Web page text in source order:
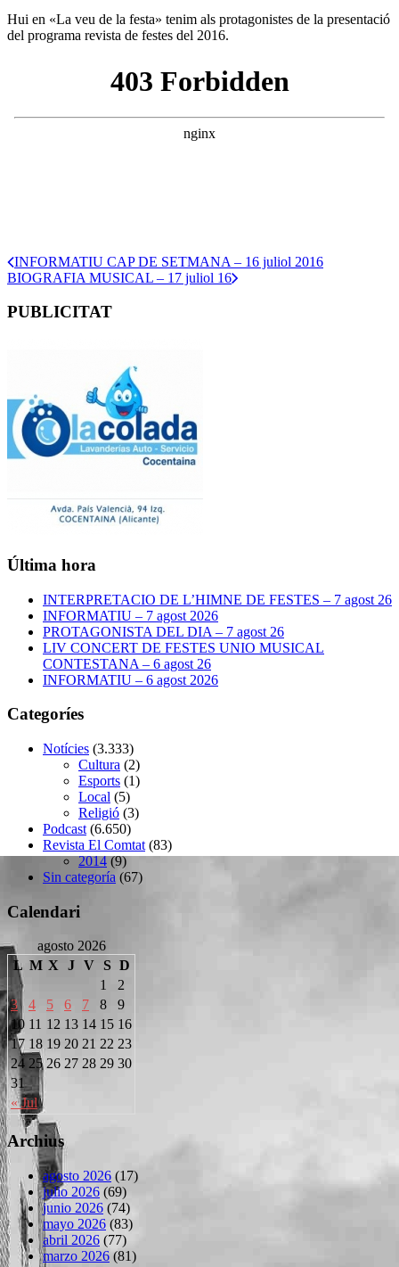
Hui en «La veu de la festa» tenim als protagonistes de la presentació
del programa revista de festes del 2016.
INFORMATIU CAP DE SETMANA – 16 juliol 2016
BIOGRAFIA MUSICAL – 17 juliol 16
PUBLICITAT
Última hora
INTERPRETACIO DE L’HIMNE DE FESTES – 7 agost 26
INFORMATIU – 7 agost 2026
PROTAGONISTA DEL DIA – 7 agost 26
LIV CONCERT DE FESTES UNIO MUSICAL
CONTESTANA – 6 agost 26
INFORMATIU – 6 agost 2026
Categoríes
Notícies (3.333)
Cultura (2)
Esports (1)
Local (5)
Religió (3)
Podcast (6.650)
Revista El Comtat (83)
2014(9)
Sin categoría (67)
Calendari
agosto 2026
L M X J V S D
« Jul
1
2
3
4 5 6 7 8
9
10 11 12 13 14 15 16
17 18 19 20 21 22 23
24 25 26 27 28 29 30
31
Archius
agosto 2026 (17)
julio 2026 (69)
junio 2026 (74)
mayo 2026 (83)
abril 2026 (77)
marzo 2026 (81)